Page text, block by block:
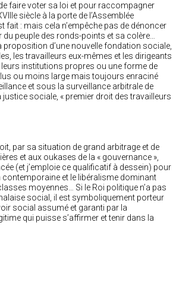
faire voter sa loi et pour raccompagner
siècle à la porte de l’Assemblée
fait : mais cela n’empêche pas de dénoncer
peuple des ronds-points et sa colère…
d’une nouvelle fondation sociale,
les travailleurs eux-mêmes et les dirigeants
institutions propres ou une forme de
ou moins large mais toujours enraciné
et sous la surveillance arbitrale de
justice sociale, « premier droit des travailleurs
par sa situation de grand arbitrage et de
et aux oukases de la « gouvernance »,
(et j’emploie ce qualificatif à dessein) pour
et le libéralisme dominant
moyennes… Si le Roi politique n’a pas
social, il est symboliquement porteur
social assumé et garanti par la
qui puisse s’affirmer et tenir dans la